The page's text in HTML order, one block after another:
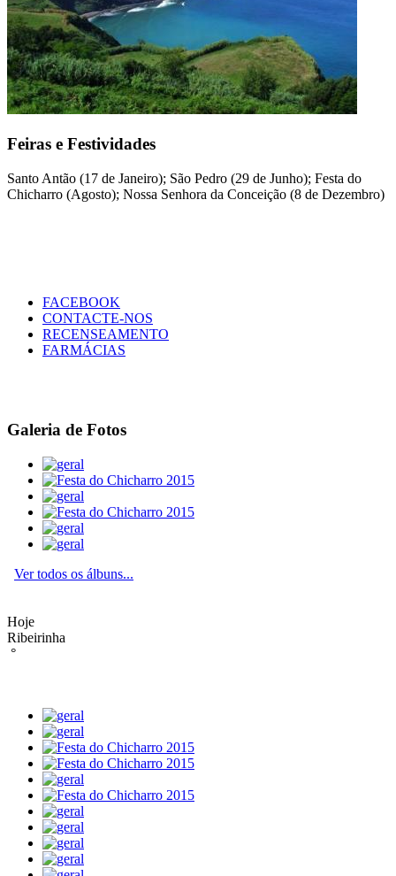
Feiras e Festividades
Santo Antão (17 de Janeiro); São Pedro (29 de Junho); Festa do
Chicharro (Agosto); Nossa Senhora da Conceição (8 de Dezembro)
FACEBOOK
CONTACTE-NOS
RECENSEAMENTO
FARMÁCIAS
Galeria de Fotos
Ver todos os álbuns...
Hoje
Ribeirinha
°